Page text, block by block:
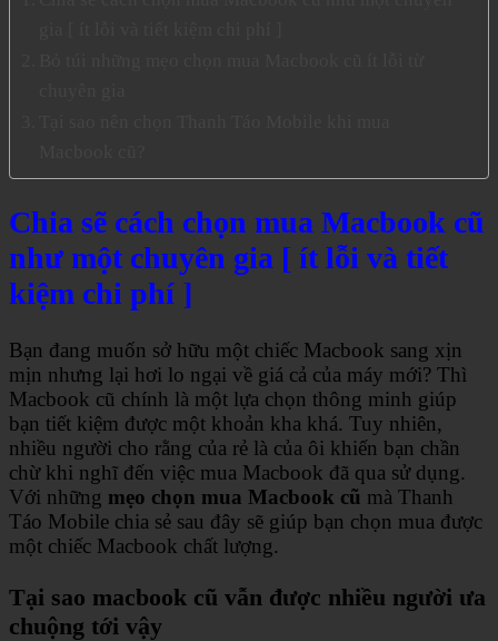
Chia sẽ cách chọn mua Macbook cũ
như một chuyên gia [ ít lỗi và tiết
kiệm chi phí ]
Bạn đang muốn sở hữu một chiếc Macbook sang xịn
mịn nhưng lại hơi lo ngại về giá cả của máy mới? Thì
Macbook cũ chính là một lựa chọn thông minh giúp
bạn tiết kiệm được một khoản kha khá. Tuy nhiên,
nhiều người cho rằng của rẻ là của ôi khiến bạn chần
chừ khi nghĩ đến việc mua Macbook đã qua sử dụng.
Với những mẹo chọn mua Macbook cũ mà Thanh
Táo Mobile chia sẻ sau đây sẽ giúp bạn chọn mua được
một chiếc Macbook chất lượng.
Tại sao macbook cũ vẫn được nhiều người ưa
chuộng tới vậy